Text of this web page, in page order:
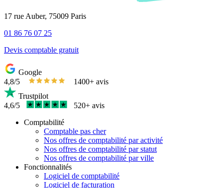
17 rue Auber, 75009 Paris
01 86 76 07 25
Devis comptable gratuit
Google
4,8/5
1400+ avis
Trustpilot
4,6/5
520+ avis
Comptabilité
Comptable pas cher
Nos offres de comptabilité par activité
Nos offres de comptabilité par statut
Nos offres de comptabilité par ville
Fonctionnalités
Logiciel de comptabilité
Logiciel de facturation